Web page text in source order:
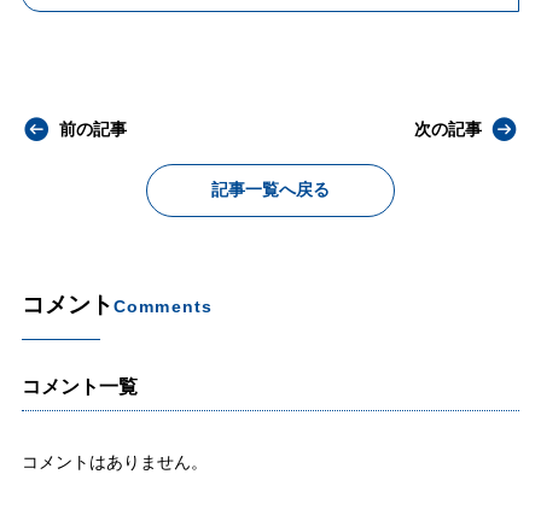
前の記事
記事一覧へ戻る
次の記事
コメントComments
コメント一覧
コメントはありません。